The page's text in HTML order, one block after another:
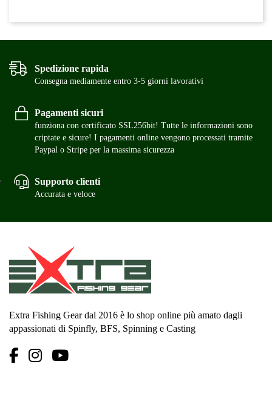
Spedizione rapida
Consegna mediamente entro 3-5 giorni lavorativi
Pagamenti sicuri
funziona con certificato SSL256bit! Tutte le informazioni sono
criptate e sicure! I pagamenti online vengono processati tramite
Paypal o Stripe per la massima sicurezza
Supporto clienti
Accurata e veloce
Extra Fishing Gear dal 2016 è lo shop online più amato dagli
appassionati di Spinfly, BFS, Spinning e Casting